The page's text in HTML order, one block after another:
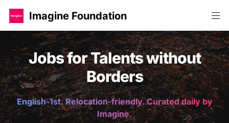
Imagine Foundation
Jobs for Talents without
Borders
English-1st. Relocation-friendly. Curated daily by
Imagine.